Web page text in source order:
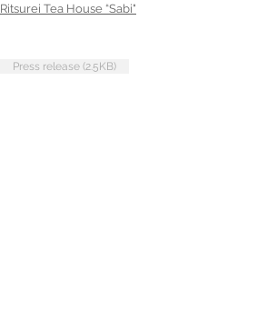
Ritsurei Tea House “Sabi"
Press release (2.5KB)